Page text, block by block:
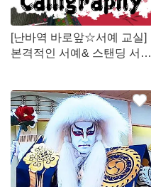
[난바역 바로앞☆서예 교실]
본격적인 서예& 스탠딩 서예